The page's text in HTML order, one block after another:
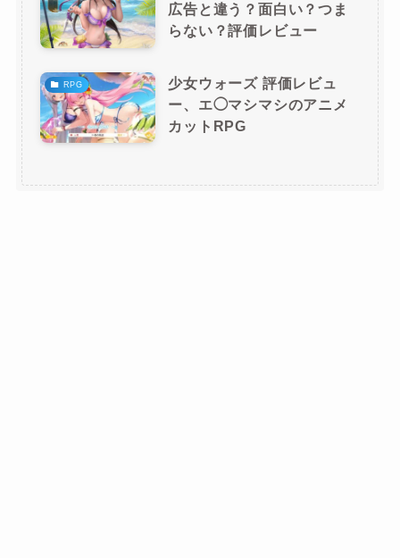
広告と違う？面白い？つま
らない？評価レビュー
RPG
少女ウォーズ 評価レビュ
ー、エ◯マシマシのアニメ
カットRPG